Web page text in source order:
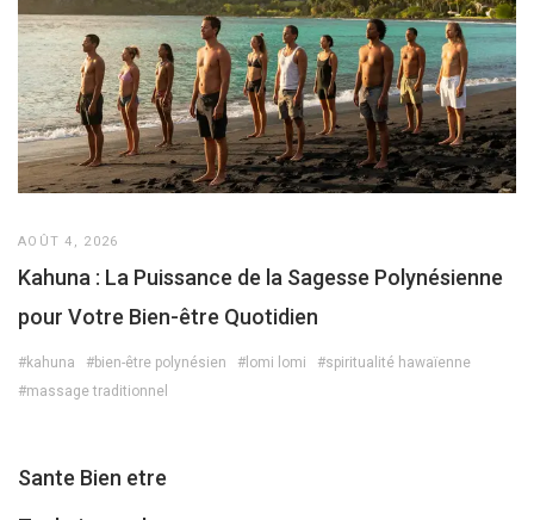
AOÛT 4, 2026
Kahuna : La Puissance de la Sagesse Polynésienne
pour Votre Bien-être Quotidien
#kahuna #bien-être polynésien #lomi lomi
#spiritualité hawaïenne
#massage traditionnel
Sante Bien etre